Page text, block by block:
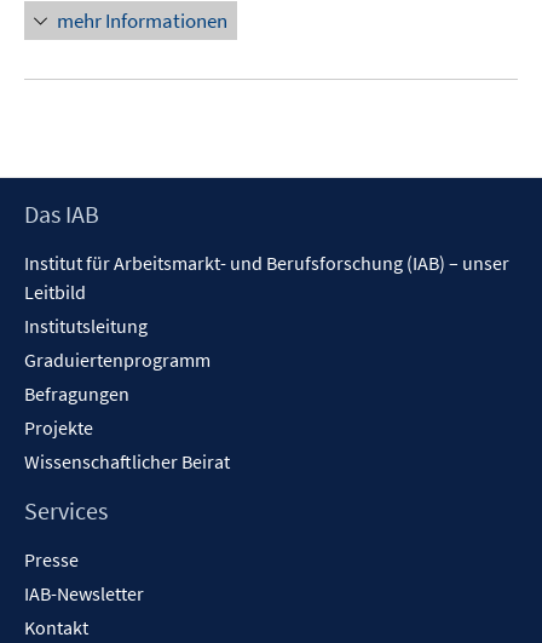
mehr Informationen
Footer
Das IAB
Institut für Arbeitsmarkt- und Berufsforschung (IAB) – unser
Leitbild
Institutsleitung
Graduiertenprogramm
Befragungen
Projekte
Wissenschaftlicher Beirat
Services
Presse
IAB-Newsletter
Kontakt